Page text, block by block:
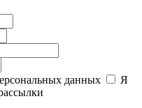
данных
Я